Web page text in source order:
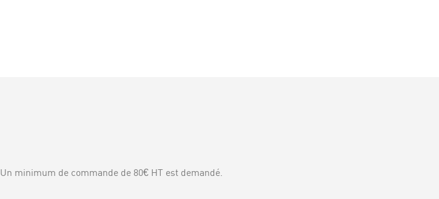
Un minimum de commande de 80€ HT est demandé.